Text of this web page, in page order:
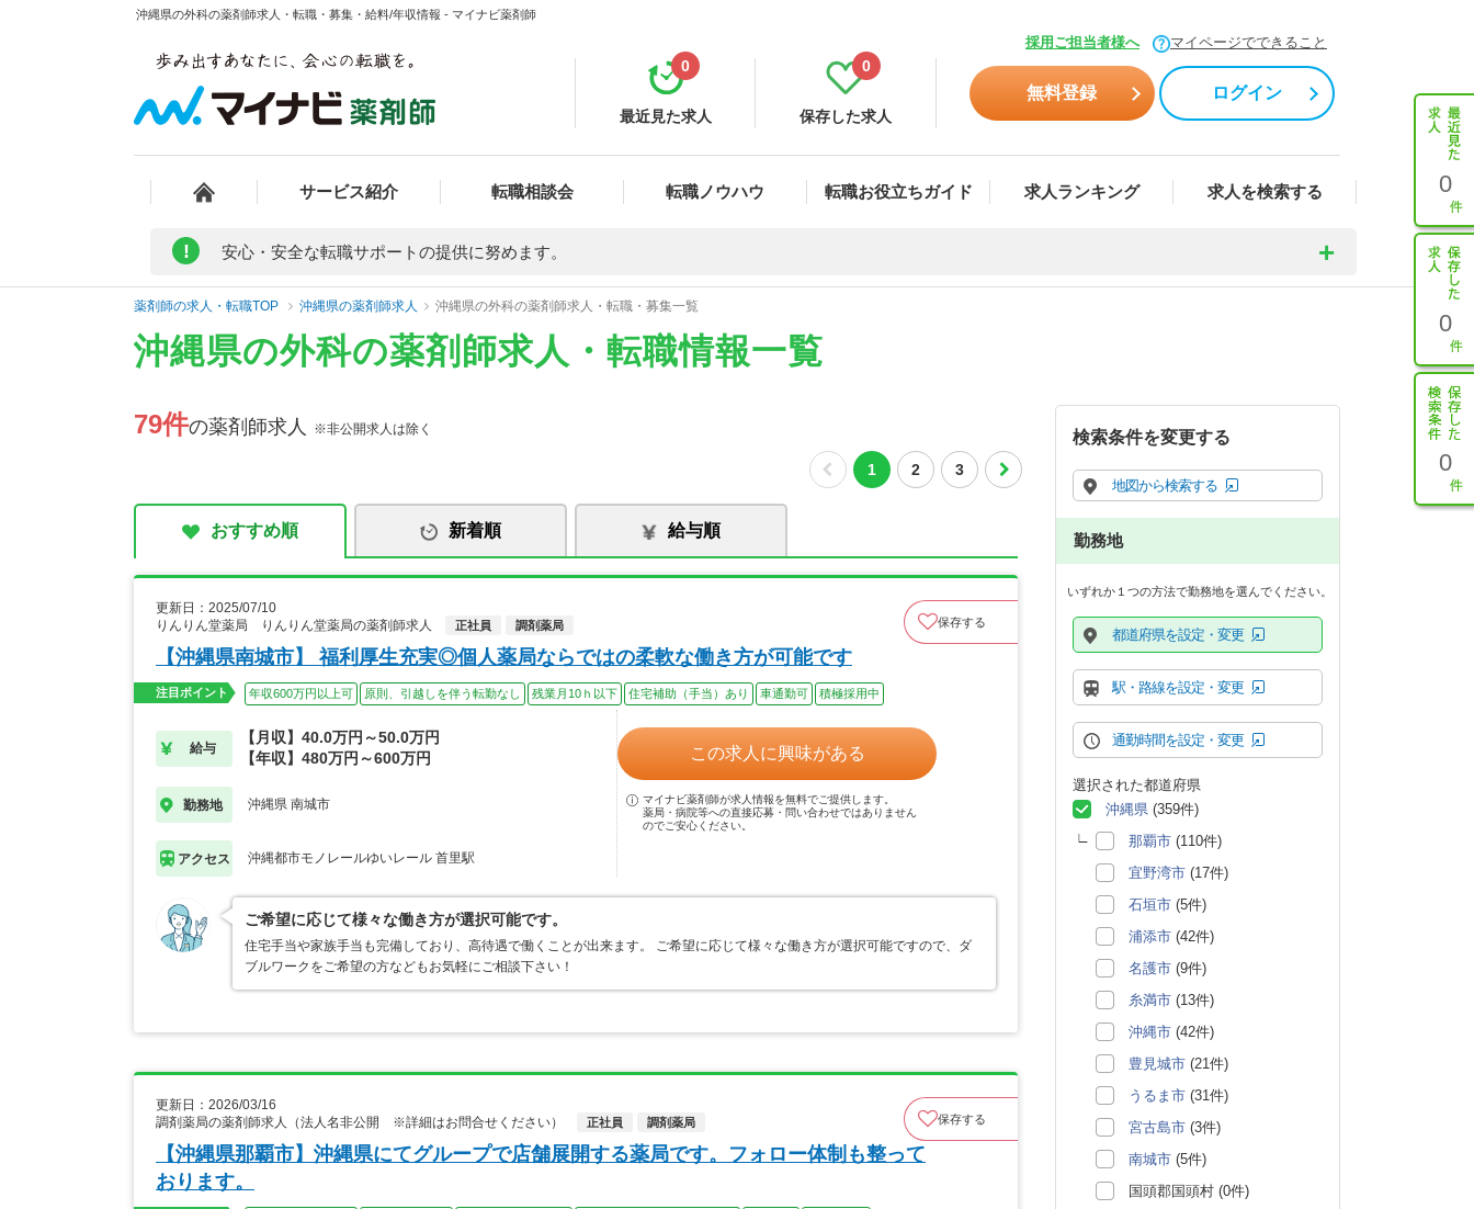
沖縄県の外科の薬剤師求人・転職・募集・給料/年収情報 - マイナビ薬剤師
採用ご担当者様へ マイページでできること
最近見た求人
0
保存した求人
0
無料登録 ログイン
サービス紹介 転職相談会 転職ノウハウ 転職お役立ちガイド 求人ランキング 求人を検索する 0
0
0
! 安心・安全な転職サポートの提供に努めます。
薬剤師の求人・転職TOP 沖縄県の薬剤師求人 沖縄県の外科の薬剤師求人・転職・募集一覧
沖縄県の外科の薬剤師求人・転職情報一覧
79件の薬剤師求人 ※非公開求人は除く
1 2 3
おすすめ順 新着順 給与順
更新日：2025/07/10
りんりん堂薬局 りんりん堂薬局の薬剤師求人
正社員 調剤薬局 保存する
【沖縄県南城市】 福利厚生充実◎個人薬局ならではの柔軟な働き方が可能です
注目ポイント 年収600万円以上可 原則、引越しを伴う転勤なし 残業月10ｈ以下 住宅補助（手当）あり 車通勤可 積極採用中
給与
【月収】40.0万円～50.0万円
【年収】480万円～600万円
勤務地 沖縄県 南城市
アクセス 沖縄都市モノレールゆいレール 首里駅
この求人に興味がある
マイナビ薬剤師が求人情報を無料でご提供します。
薬局・病院等への直接応募・問い合わせではありません
のでご安心ください。
ご希望に応じて様々な働き方が選択可能です。
住宅手当や家族手当も完備しており、高待遇で働くことが出来ます。 ご希望に応じて様々な働き方が選択可能ですので、ダ
ブルワークをご希望の方などもお気軽にご相談下さい！
更新日：2026/03/16
調剤薬局の薬剤師求人（法人名非公開 ※詳細はお問合せください）
正社員 調剤薬局 保存する
【沖縄県那覇市】沖縄県にてグループで店舗展開する薬局です。フォロー体制も整って
おります。
検索条件を変更する
地図から検索する
勤務地
いずれか１つの方法で勤務地を選んでください。
都道府県を設定・変更
駅・路線を設定・変更
通勤時間を設定・変更
選択された都道府県
沖縄県 (359件)
那覇市 (110件)
宜野湾市 (17件)
石垣市 (5件)
浦添市 (42件)
名護市 (9件)
糸満市 (13件)
沖縄市 (42件)
豊見城市 (21件)
うるま市 (31件)
宮古島市 (3件)
南城市 (5件)
国頭郡国頭村 (0件)